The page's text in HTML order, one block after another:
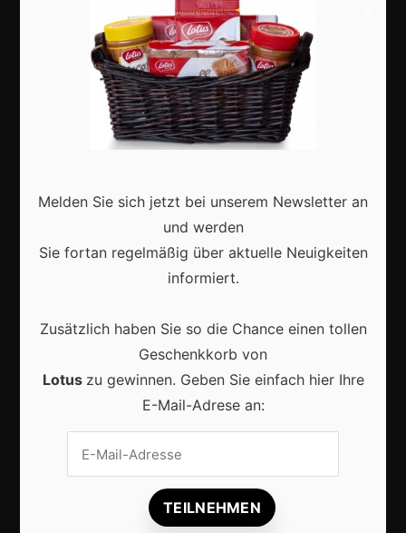
Karneval in Deutschland: Traditionen, Kostüme und
moderne Feierkultur
Karneval in Berlin erleben: Kreativität, Kultur und
Gemeinschaft auf einzigartige Weise entdecken
Vrijwilligers maken van carnaval een onvergetelijk
evenement
Melden Sie sich jetzt bei unserem Newsletter an
und werden
Sie fortan regelmäßig über aktuelle Neuigkeiten
informiert.
Zusätzlich haben Sie so die Chance einen tollen
Geschenkkorb von
Lotus zu gewinnen. Geben Sie einfach hier Ihre
E-Mail-Adrese an: